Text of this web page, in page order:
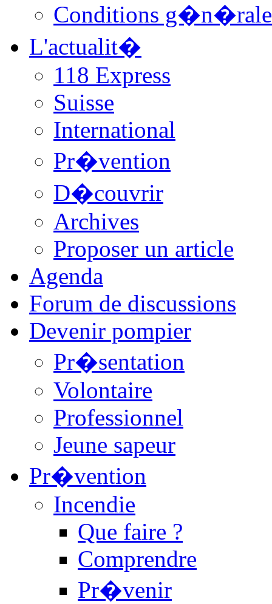
Conditions
L'actualit�
118 Express
Suisse
International
Pr�vention
D�couvrir
Archives
Proposer un article
Agenda
Forum de discussions
Devenir pompier
Pr�sentation
Volontaire
Professionnel
Jeune sapeur
Pr�vention
Incendie
Que faire ?
Comprendre
Pr�venir